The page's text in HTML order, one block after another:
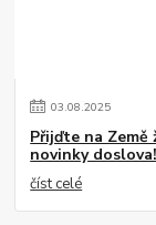
03.08.2025
Přijďte na Země
novinky doslova!
číst celé